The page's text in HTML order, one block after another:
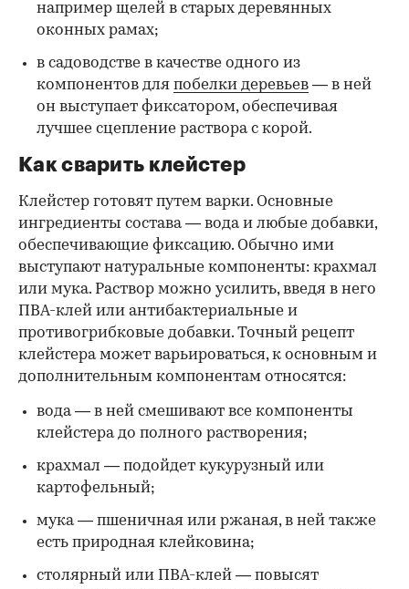
например щелей в старых деревянных
оконных рамах;
в садоводстве в качестве одного из
компонентов для побелки деревьев — в ней
он выступает фиксатором, обеспечивая
лучшее сцепление раствора с корой.
Как сварить клейстер
Клейстер готовят путем варки. Основные
ингредиенты состава — вода и любые добавки,
обеспечивающие фиксацию. Обычно ими
выступают натуральные компоненты: крахмал
или мука. Раствор можно усилить, введя в него
ПВА-клей или антибактериальные и
противогрибковые добавки. Точный рецепт
клейстера может варьироваться, к основным и
дополнительным компонентам относятся:
вода — в ней смешивают все компоненты
клейстера до полного растворения;
крахмал — подойдет кукурузный или
картофельный;
мука — пшеничная или ржаная, в ней также
есть природная клейковина;
столярный или ПВА-клей — повысят